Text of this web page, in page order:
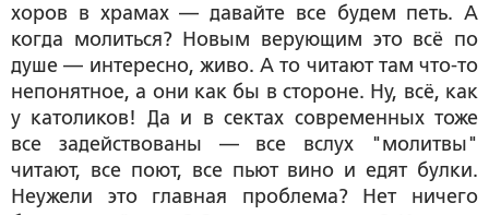
хоров в храмах — давайте все будем петь. А
когда молиться? Новым верующим это всё по
душе — интересно, живо. А то читают там что-то
непонятное, а они как бы в стороне. Ну, всё, как
у католиков! Да и в сектах современных тоже
все задействованы — все вслух "молитвы"
читают, все поют, все пьют вино и едят булки.
Неужели это главная проблема? Нет ничего